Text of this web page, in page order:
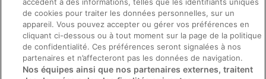
Directives de contenu et signalement de contenus
Aide
Soutien
Annuler votre réservation d’hôtel ou de propriété de vacances
de cookies pour traiter les données personnelles, sur un
appareil. Vous pouvez accepter ou gérer vos préférences en
cliquant ci-dessous ou à tout moment sur la page de la politique
de confidentialité. Ces préférences seront signalées à nos
partenaires et n’affecteront pas les données de navigation.
Nos équipes ainsi que nos partenaires externes, traitent